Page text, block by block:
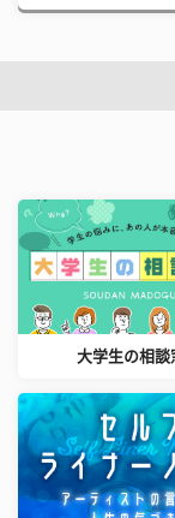
大学生の相談